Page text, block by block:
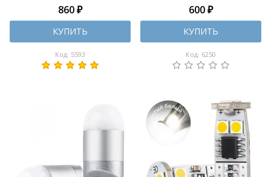
860 ₽
КУПИТЬ
Код: 5593
600 ₽
КУПИТЬ
Код: 6250